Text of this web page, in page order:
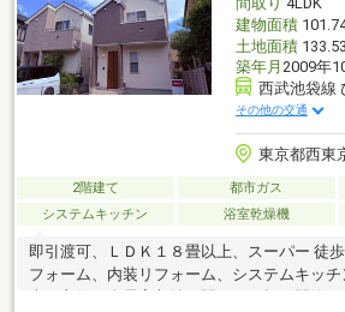
■□ 0120-417-898 ■□まで ご連絡お待ちしてお
建物面積
土地面積
築年月 2009年
西武池袋線
その他の交通
東京都西東
2階建て 都市ガス
システムキッチン
浴室乾燥機
即引渡可、ＬＤＫ１８畳以上、スーパー 徒
フォーム、内装リフォーム、システムキッチ